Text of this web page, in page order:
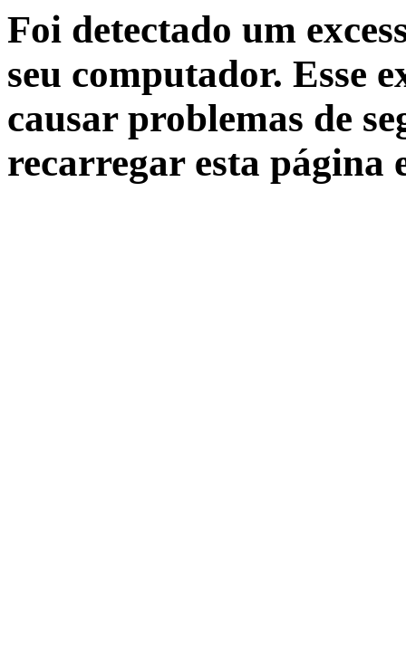
Foi detectado um
seu computador. Esse
causar problemas de
recarregar esta página